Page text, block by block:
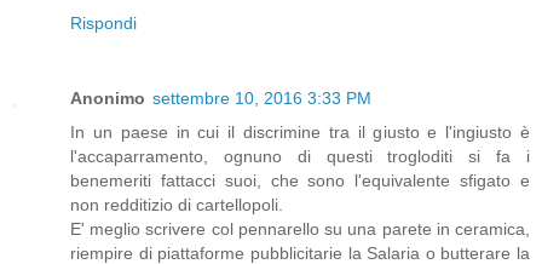
Rispondi
Anonimo settembre 10, 2016 3:33 PM
In un paese in cui il discrimine tra il giusto e l'ingiusto è
l'accaparramento, ognuno di questi trogloditi si fa i
benemeriti fattacci suoi, che sono l'equivalente sfigato e
non redditizio di cartellopoli.
E' meglio scrivere col pennarello su una parete in ceramica,
riempire di piattaforme pubblicitarie la Salaria o butterare la